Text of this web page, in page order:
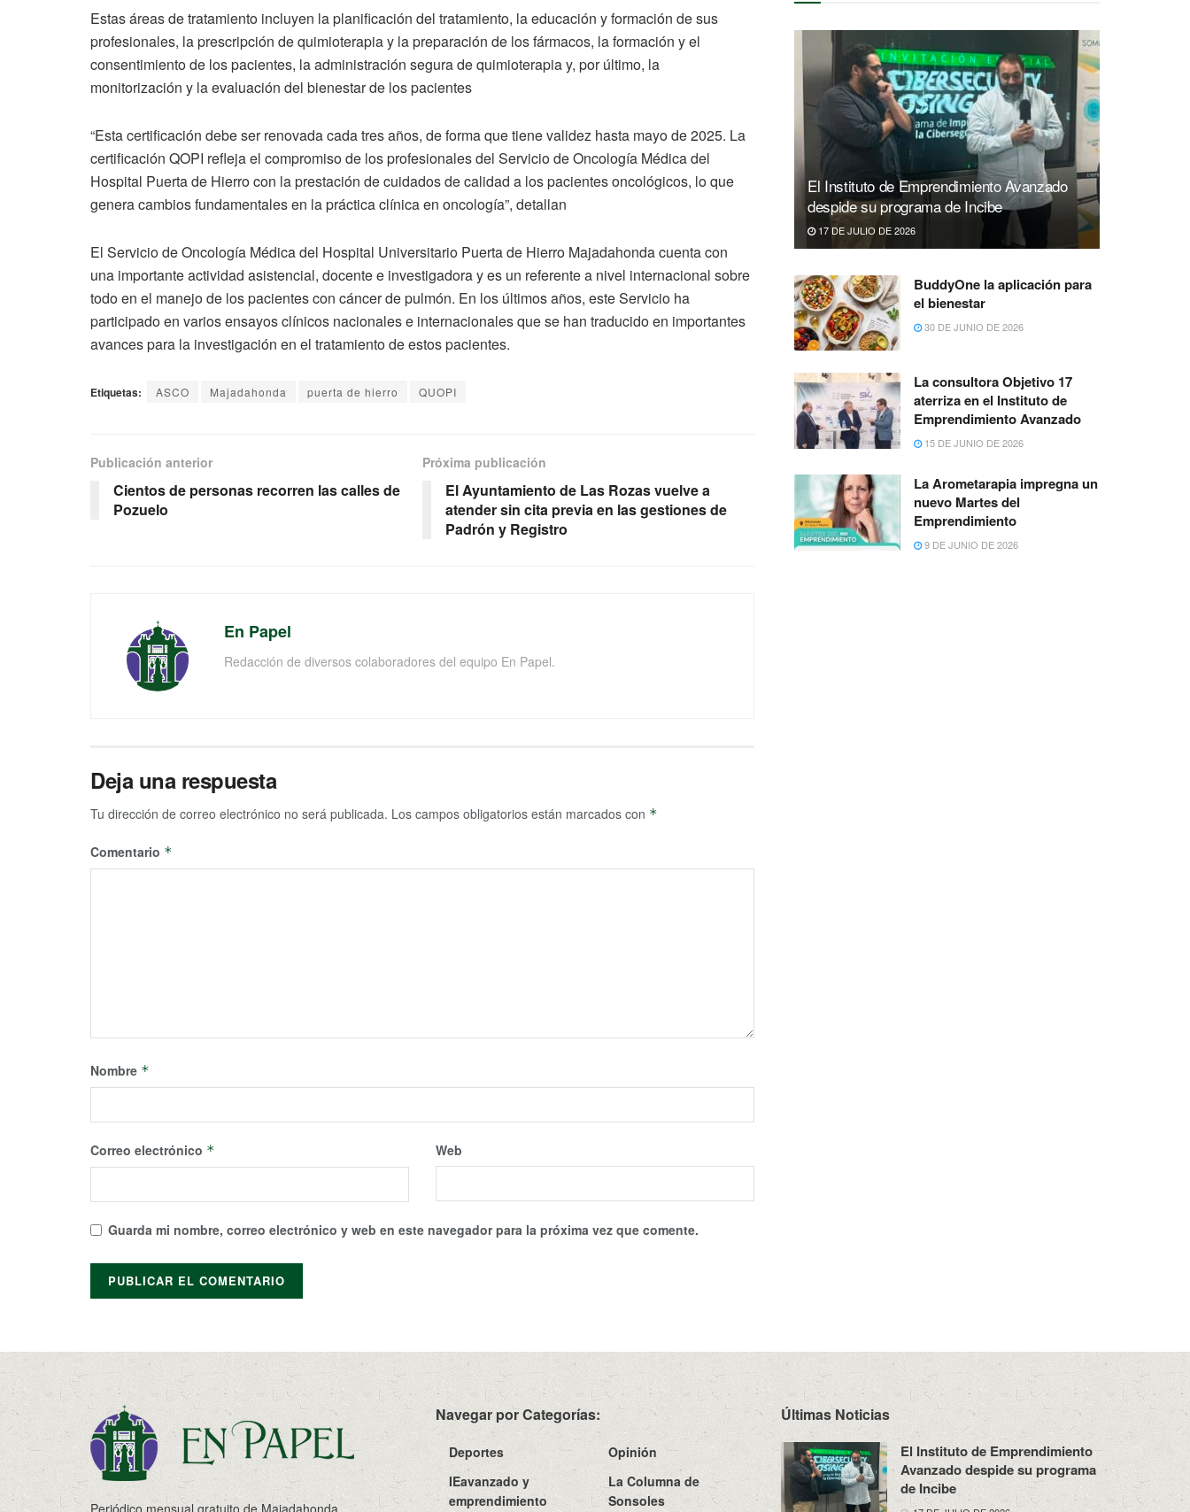
Estas áreas de tratamiento incluyen la planificación del tratamiento, la educación y formación de sus
profesionales, la prescripción de quimioterapia y la preparación de los fármacos, la formación y el
consentimiento de los pacientes, la administración segura de quimioterapia y, por último, la
monitorización y la evaluación del bienestar de los pacientes
“Esta certificación debe ser renovada cada tres años, de forma que tiene validez hasta mayo de 2025. La
certificación QOPI refleja el compromiso de los profesionales del Servicio de Oncología Médica del
Hospital Puerta de Hierro con la prestación de cuidados de calidad a los pacientes oncológicos, lo que
genera cambios fundamentales en la práctica clínica en oncología”, detallan
El Servicio de Oncología Médica del Hospital Universitario Puerta de Hierro Majadahonda cuenta con
una importante actividad asistencial, docente e investigadora y es un referente a nivel internacional sobre
todo en el manejo de los pacientes con cáncer de pulmón. En los últimos años, este Servicio ha
participado en varios ensayos clínicos nacionales e internacionales que se han traducido en importantes
avances para la investigación en el tratamiento de estos pacientes.
Etiquetas: ASCO Majadahonda puerta de hierro QUOPI
Publicación anterior
Cientos de personas recorren las calles de
Pozuelo
Próxima publicación
El Ayuntamiento de Las Rozas vuelve a
atender sin cita previa en las gestiones de
Padrón y Registro
En Papel
Redacción de diversos colaboradores del equipo En Papel.
Deja una respuesta
Tu dirección de correo electrónico no será publicada. Los campos obligatorios están marcados con *
Comentario *
Nombre *
Correo electrónico * Web
Guarda mi nombre, correo electrónico y web en este navegador para la próxima vez que comente.
El Instituto de Emprendimiento Avanzado
despide su programa de Incibe
17 DE JULIO DE 2026
BuddyOne la aplicación para
el bienestar
30 DE JUNIO DE 2026
La consultora Objetivo 17
aterriza en el Instituto de
Emprendimiento Avanzado
15 DE JUNIO DE 2026
La Arometarapia impregna un
nuevo Martes del
Emprendimiento
9 DE JUNIO DE 2026
Navegar por Categorías:
Deportes
Opinión
IEavanzado y
emprendimiento
La Columna de
Sonsoles
Últimas Noticias
El Instituto de Emprendimiento
Avanzado despide su programa
de Incibe